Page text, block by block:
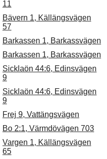
11
Bävern 1, Källängsvägen
57
Barkassen 1, Barkassvägen
Barkassen 1, Barkassvägen
Sicklaön 44:6, Edinsvägen
9
Sicklaön 44:6, Edinsvägen
9
Frej 9, Vattängsvägen
Bo 2:1, Värmdövägen 703
Vargen 1, Källängsvägen
65